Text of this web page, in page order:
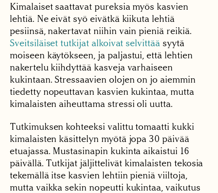
Kimalaiset saattavat pureksia myös kasvien
lehtiä. Ne eivät syö eivätkä kiikuta lehtiä
pesiinsä, nakertavat niihin vain pieniä reikiä.
Sveitsiläiset tutkijat alkoivat selvittää syytä
moiseen käytökseen, ja paljastui, että lehtien
nakertelu kiihdyttää kasveja varhaiseen
kukintaan. Stressaavien olojen on jo aiemmin
tiedetty nopeuttavan kasvien kukintaa, mutta
kimalaisten aiheuttama stressi oli uutta.
Tutkimuksen kohteeksi valittu tomaatti kukki
kimalaisten käsittelyn myötä jopa 30 päivää
etuajassa. Mustasinapin kukinta aikaistui 16
päivällä. Tutkijat jäljittelivät kimalaisten tekosia
tekemällä itse kasvien lehtiin pieniä viiltoja,
mutta vaikka sekin nopeutti kukintaa, vaikutus